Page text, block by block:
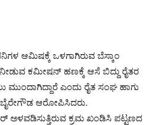
ಆಮಿಷಕ್ಕೆ ಒಳಗಾಗಿರುವ ಬೆಸ್ಕಾಂ
ಕಮೀಷನ್ ಹಣಕ್ಕೆ ಆಸೆ ಬಿದ್ದು ರೈತರ
ಎಂದು ರೈತ ಸಂಘ ಹಾಗು
ಬೈರೇಗೌಡ ಆರೋಪಿಸಿದರು.
ಅಳವಡಿಸುತ್ತಿರುವ ಕ್ರಮ ಖಂಡಿಸಿ ಪಟ್ಟಣದ